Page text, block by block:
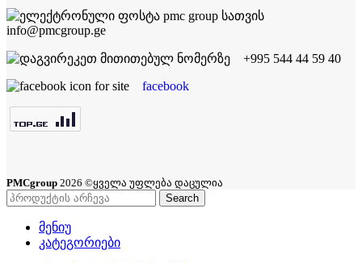
info@pmcgroup.ge
+995 544 44 59 40
facebook
PMCgroup 2026 ©ყველა უფლება დაცულია
Search
მენიუ
კატეგორიები